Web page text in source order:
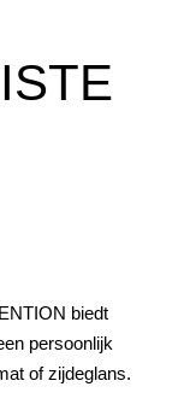
biedt
persoonlijk
of zijdeglans.